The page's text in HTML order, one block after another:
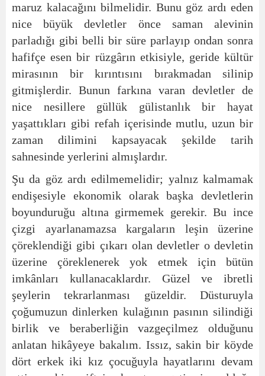
maruz kalacağını bilmelidir. Bunu göz ardı eden
nice büyük devletler önce saman alevinin
parladığı gibi belli bir süre parlayıp ondan sonra
hafifçe esen bir rüzgârın etkisiyle, geride kültür
mirasının bir kırıntısını bırakmadan silinip
gitmişlerdir. Bunun farkına varan devletler de
nice nesillere güllük gülistanlık bir hayat
yaşattıkları gibi refah içerisinde mutlu, uzun bir
zaman dilimini kapsayacak şekilde tarih
sahnesinde yerlerini almışlardır.
Şu da göz ardı edilmemelidir; yalnız kalmamak
endişesiyle ekonomik olarak başka devletlerin
boyunduruğu altına girmemek gerekir. Bu ince
çizgi ayarlanamazsa kargaların leşin üzerine
çöreklendiği gibi çıkarı olan devletler o devletin
üzerine çöreklenerek yok etmek için bütün
imkânları kullanacaklardır. Güzel ve ibretli
şeylerin tekrarlanması güzeldir. Düsturuyla
çoğumuzun dinlerken kulağının pasının silindiği
birlik ve beraberliğin vazgeçilmez olduğunu
anlatan hikâyeye bakalım. Issız, sakin bir köyde
dört erkek iki kız çocuğuyla hayatlarını devam